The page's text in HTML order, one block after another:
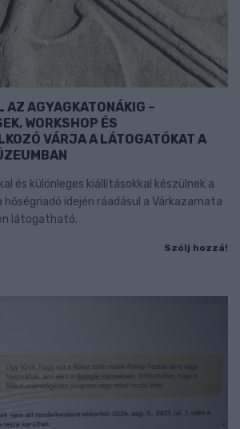
AZ AGYAGKATONÁKIG –
WORKSHOP ÉS
VÁRJA A LÁTOGATÓKAT A
és különleges kiállításokkal készülnek a
idején ráadásul a Várkazamata
látogatható.
Szólj hozzá!